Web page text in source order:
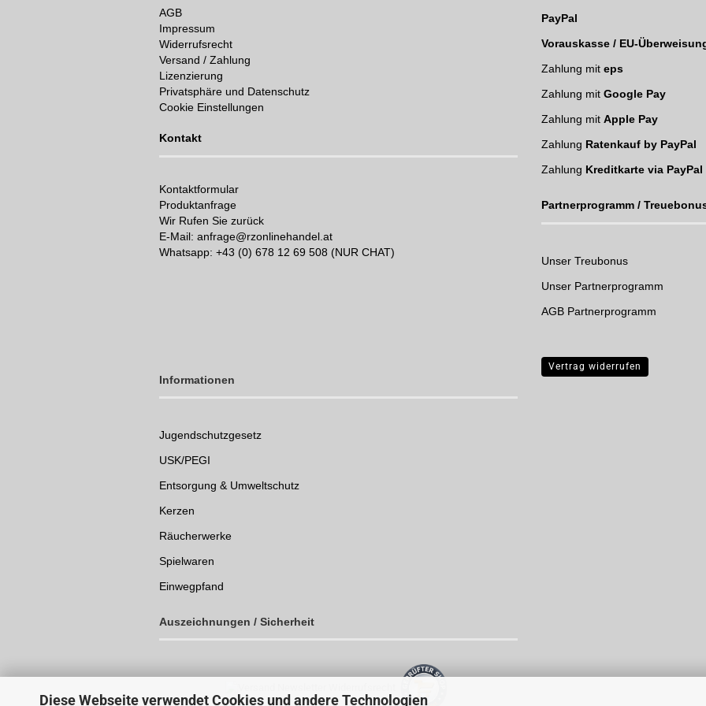
Diese Webseite verwendet Cookies und andere Technologien
AGB
Impressum
Widerrufsrecht
Versand / Zahlung
Lizenzierung
Privatsphäre und Datenschutz
Cookie Einstellungen
Kontakt
Kontaktformular
Produktanfrage
Wir Rufen Sie zurück
E-Mail: anfrage@rzonlinehandel.at
Whatsapp: +43 (0) 678 12 69 508 (NUR CHAT)
PayPal
Vorauskasse / EU-
Zahlung mit eps
Zahlung mit Google Pay
Zahlung mit Apple Pay
Zahlung Ratenkauf by PayPal
Zahlung Kreditkarte via PayPal
Partnerprogramm /
Unser Treubonus
Unser Partnerprogramm
AGB Partnerprogramm
Informationen
Jugendschutzgesetz
USK/PEGI
Entsorgung & Umweltschutz
Kerzen
Räucherwerke
Spielwaren
Einwegpfand
Auszeichnungen / Sicherheit
Vertrag widerrufen